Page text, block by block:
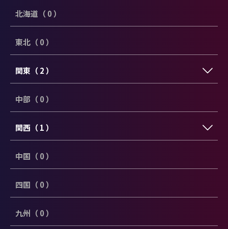
北海道（ 0 ）
東北（ 0 ）
関東（ 2 ）
中部（ 0 ）
関西（ 1 ）
中国（ 0 ）
四国（ 0 ）
九州（ 0 ）